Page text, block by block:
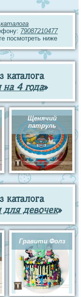
каталога
79087210477
посмотреть ниже
каталога
на 4 года»
Щенячий
патруль
каталога
для девочек»
Гравити Фолз